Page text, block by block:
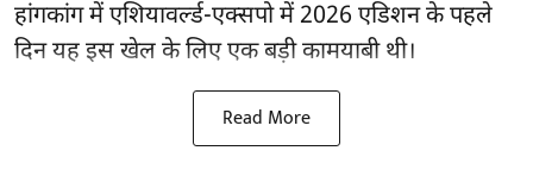
हांगकांग में एशियावर्ल्ड-एक्सपो में 2026 एडिशन के पहले
दिन यह इस खेल के लिए एक बड़ी कामयाबी थी।
Read More